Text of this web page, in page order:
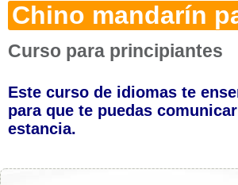
Chino mandarín
Curso para principiantes
Este curso de idiomas te
para que te puedas
estancia.